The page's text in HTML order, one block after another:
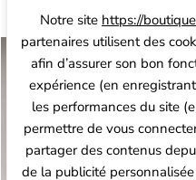
Notre site https://
partenaires utilisent des
afin d’assurer son bon
expérience (en
les performances du site
permettre de vous
partager des contenus
de la publicité